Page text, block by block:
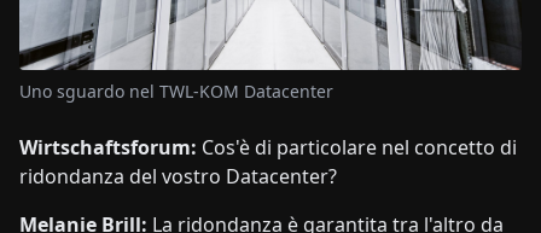
Uno sguardo nel TWL-KOM Datacenter
Wirtschaftsforum: Cos'è di particolare nel concetto di
ridondanza del vostro Datacenter?
Melanie Brill: La ridondanza è garantita tra l'altro da